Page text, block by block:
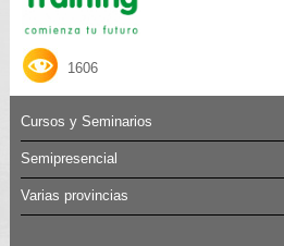
1606
Cursos y Seminarios
Semipresencial
Varias provincias